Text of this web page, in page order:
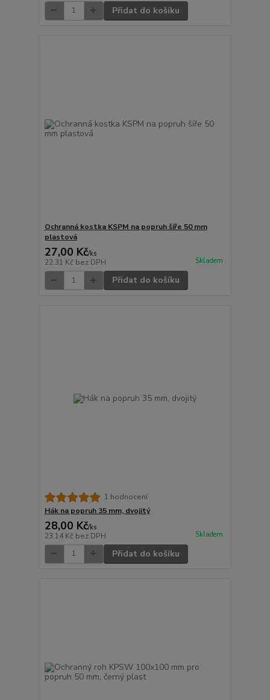
Přidat do košíku
Ochranná kostka KSPM na popruh šíře 50 mm
plastová
27,00 Kč/ks
22,31 Kč bez DPH Skladem
Přidat do košíku
1 hodnocení
Hák na popruh 35 mm, dvojitý
28,00 Kč/ks
23,14 Kč bez DPH Skladem
Přidat do košíku